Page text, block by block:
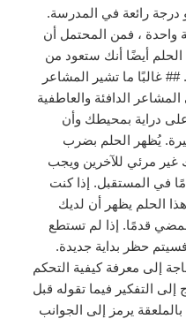
رائعة في المدرسة.
واحدة ، فمن المحتمل أن
أيضًا أنك ستعود من
غالبًا ما تشير المشاعر
الدافئة والعاطفية
دراية بمحيطك وأن
يُظهر الحلم بضرب
مرئي للآخرين ويجب
في المستقبل. إذا كنت
الحلم يظهر أن لديك
قدمًا. إذا لم تستطع
حظر بداية جديدة.
إلى معرفة كيفية التحكم
التفكير فيما تقوله قبل
يرمز إلى الجوانب